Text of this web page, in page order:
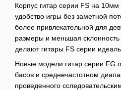
Корпус гитар серии FS на
удобство игры без заметной
более привлекательной для
размеры и меньшая склонность
делают гитары FS серии
Новые модели гитар серии FG
басов и среднечастотном
проведенного